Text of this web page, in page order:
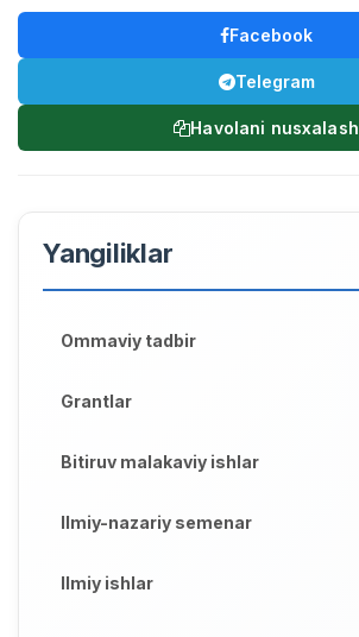
Facebook
Telegram
Havolani nusxalash
Yangiliklar
Ommaviy tadbir
Grantlar
Bitiruv malakaviy ishlar
Ilmiy-nazariy semenar
Ilmiy ishlar